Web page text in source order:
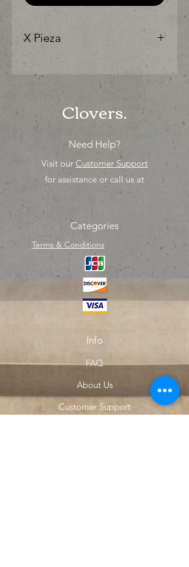
X Pieza
"Ya sea para comprar o para surtir,
solo los mejores precios para tu
Clovers.
Need Help?
Visit our Customer Support
for assistance or call us at
Categories
Terms & Conditions
Info
FAQ
About Us
Customer Support